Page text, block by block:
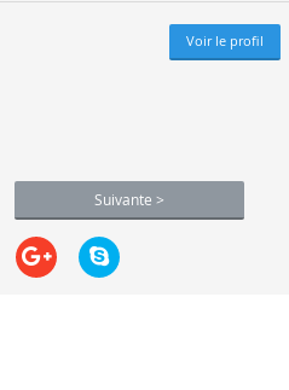
Voir le profil
Suivante >